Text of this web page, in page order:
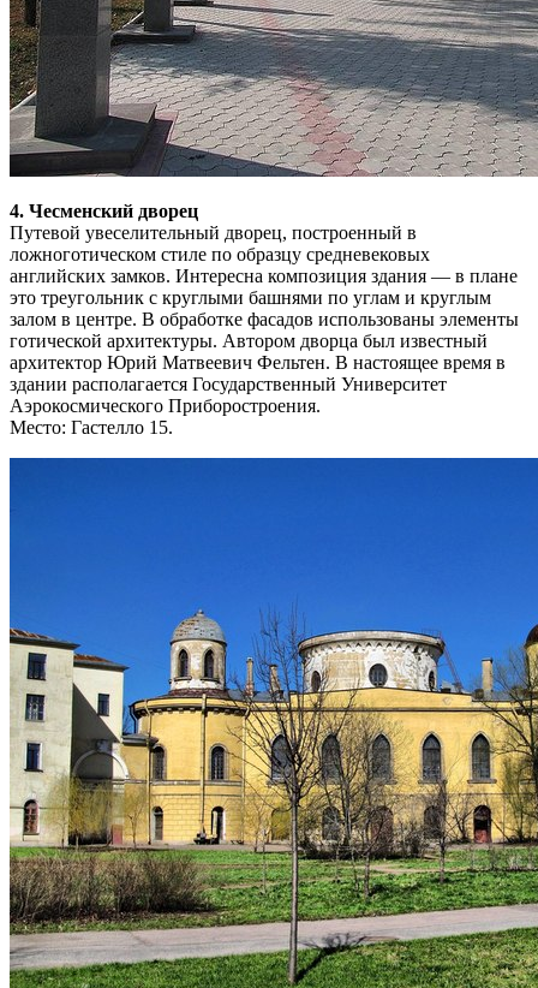
4. Чесменский дворец
Путевой увеселительный дворец, построенный в
ложноготическом стиле по образцу средневековых
английских замков. Интересна композиция здания — в плане
это треугольник с круглыми башнями по углам и круглым
залом в центре. В обработке фасадов использованы элементы
готической архитектуры. Автором дворца был известный
архитектор Юрий Матвеевич Фельтен. В настоящее время в
здании располагается Государственный Университет
Аэрокосмического Приборостроения.
Место: Гастелло 15.